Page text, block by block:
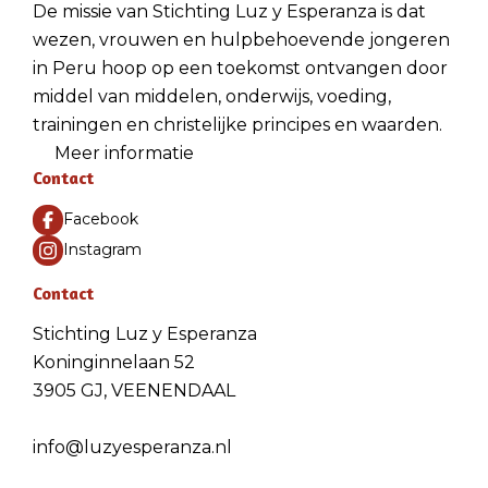
De missie van Stichting Luz y Esperanza is dat
wezen, vrouwen en hulpbehoevende jongeren
in Peru hoop op een toekomst ontvangen door
middel van middelen, onderwijs, voeding,
trainingen en christelijke principes en waarden.
Meer informatie
Contact
Facebook
Instagram
Contact
Stichting Luz y Esperanza
Koninginnelaan 52
3905 GJ, VEENENDAAL
info@luzyesperanza.nl